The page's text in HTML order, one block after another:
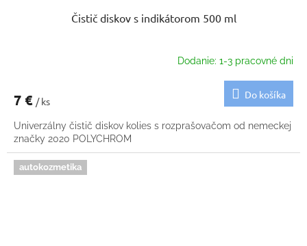
Čistič diskov s indikátorom 500 ml
Dodanie: 1-3 pracovné dni
7 € / ks
Do košíka
Univerzálny čistič diskov kolies s rozprašovačom od nemeckej
značky 2020 POLYCHROM
autokozmetika